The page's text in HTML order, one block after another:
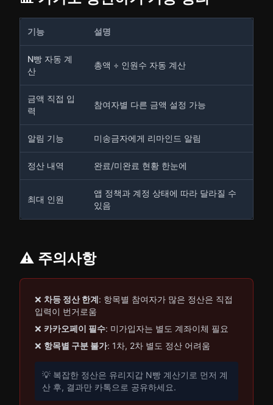
기능 설명
N빵 자동 계
산
총액 ÷ 인원수 자동 계산
금액 직접 입
력
참여자별 다른 금액 설정 가능
알림 기능 미송금자에게 리마인드 알림
정산 내역 완료/미완료 현황 한눈에
최대 인원
앱 정책과 계정 상태에 따라 달라질 수
있음
⚠️ 주의사항
❌ 차등 정산 한계: 항목별 참여자가 많은 정산은 직접
입력이 번거로움
❌ 카카오페이 필수: 미가입자는 별도 계좌이체 필요
❌ 항목별 구분 불가: 1차, 2차 별도 정산 어려움
💡 복잡한 정산은 유리지갑 N빵 계산기로 먼저 계
산 후, 결과만 카톡으로 공유하세요.